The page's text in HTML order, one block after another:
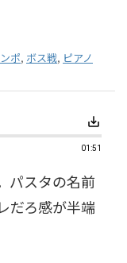
ポ, ボス戦, ピアノ
save_alt
01:51
パスタの名前
だろ感が半端